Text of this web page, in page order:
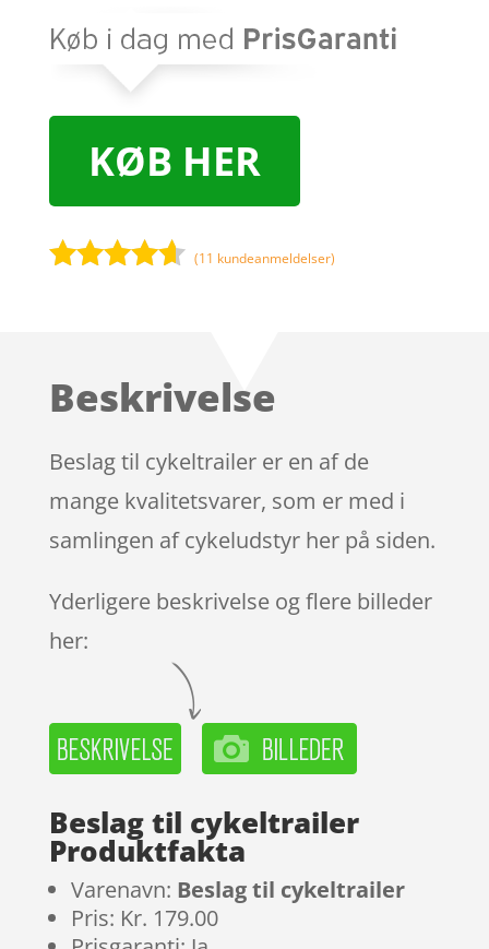
KØB HER
på
mmelser
(11 kundeanmeldelser)
Beskrivelse
Beslag til cykeltrailer er en af de
mange kvalitetsvarer, som er med i
samlingen af cykeludstyr her på siden.
Yderligere beskrivelse og flere billeder
her:
Beslag til cykeltrailer
Produktfakta
Varenavn: Beslag til cykeltrailer
Pris: Kr. 179.00